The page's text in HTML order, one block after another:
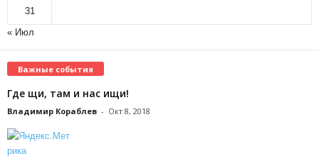
31
« Июл
Важные события
Где щи, там и нас ищи!
Владимир Кораблев - Окт 8, 2018